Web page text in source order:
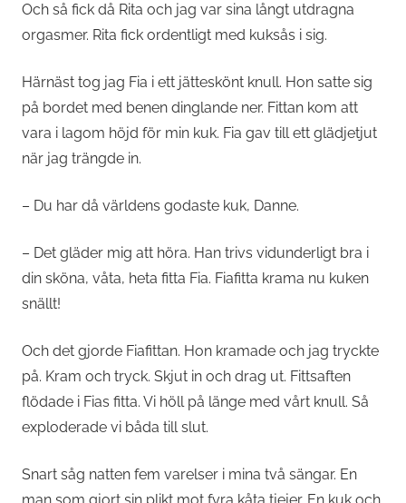
Och så fick då Rita och jag var sina långt utdragna
orgasmer. Rita fick ordentligt med kuksås i sig.
Härnäst tog jag Fia i ett jätteskönt knull. Hon satte sig
på bordet med benen dinglande ner. Fittan kom att
vara i lagom höjd för min kuk. Fia gav till ett glädjetjut
när jag trängde in.
– Du har då världens godaste kuk, Danne.
– Det gläder mig att höra. Han trivs vidunderligt bra i
din sköna, våta, heta fitta Fia. Fiafitta krama nu kuken
snällt!
Och det gjorde Fiafittan. Hon kramade och jag tryckte
på. Kram och tryck. Skjut in och drag ut. Fittsaften
flödade i Fias fitta. Vi höll på länge med vårt knull. Så
exploderade vi båda till slut.
Snart såg natten fem varelser i mina två sängar. En